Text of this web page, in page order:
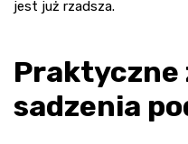
jest już rzadsza.
Praktyczne
sadzenia